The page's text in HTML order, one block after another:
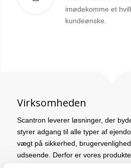
imødekomme et
kundeønske.
Virksomheden
Scantron leverer løsninger, der
styrer adgang til alle typer af
vægt på sikkerhed,
udseende. Derfor er vores